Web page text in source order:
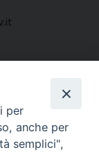
per
anche per
semplici",